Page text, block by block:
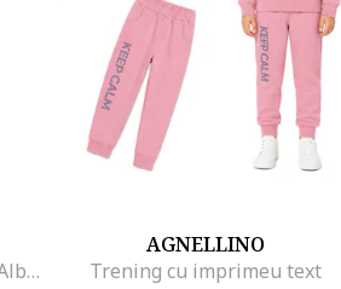
Trening cu imprimeu logo, Alb optic/Roz
AGNELLINO
Trening cu imprimeu text